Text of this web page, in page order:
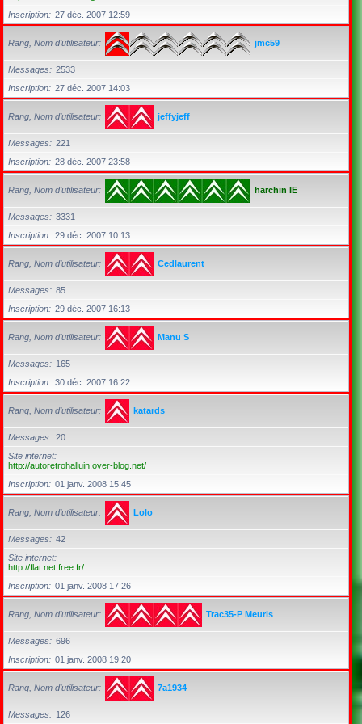
Inscription
27 déc. 2007 12:59
Rang, Nom d’utilisateur jmc59
Messages
2533
Inscription
27 déc. 2007 14:03
Rang, Nom d’utilisateur jeffyjeff
Messages
221
Inscription
28 déc. 2007 23:58
Rang, Nom d’utilisateur harchin IE
Messages
3331
Inscription
29 déc. 2007 10:13
Rang, Nom d’utilisateur Cedlaurent
Messages
85
Inscription
29 déc. 2007 16:13
Rang, Nom d’utilisateur Manu S
Messages
165
Inscription
30 déc. 2007 16:22
Rang, Nom d’utilisateur katards
Messages
20
Site internet
http://autoretrohalluin.over-blog.net/
Inscription
01 janv. 2008 15:45
Rang, Nom d’utilisateur Lolo
Messages
42
Site internet
http://flat.net.free.fr/
Inscription
01 janv. 2008 17:26
Rang, Nom d’utilisateur Trac35-P Meuris
Messages
696
Inscription
01 janv. 2008 19:20
Rang, Nom d’utilisateur 7a1934
Messages 126